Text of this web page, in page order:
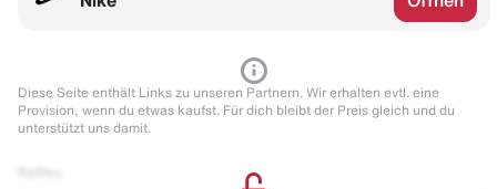
Diese Seite enthält Links zu unseren Partnern. Wir erhalten evtl. eine
Provision, wenn du etwas kaufst. Für dich bleibt der Preis gleich und du
unterstützt uns damit.